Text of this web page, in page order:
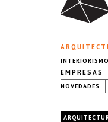
INTERIORISMO
EMPRESAS
NOVEDADES